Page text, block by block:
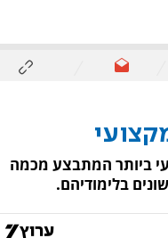
ביותר המתבצע מכמה
בלימודיהם.